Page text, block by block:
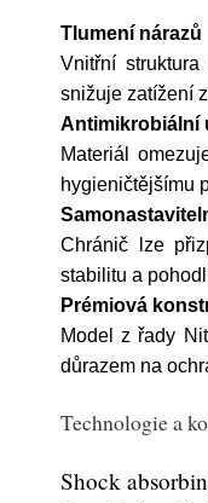
Tlumení nárazů
Vnitřní
snižuje zatížení
Antimikrobiální
Materiál
hygieničtějšímu
Chránič lze
stabilitu a
Prémiová
Model z řady
důrazem na
Technologie a
Shock